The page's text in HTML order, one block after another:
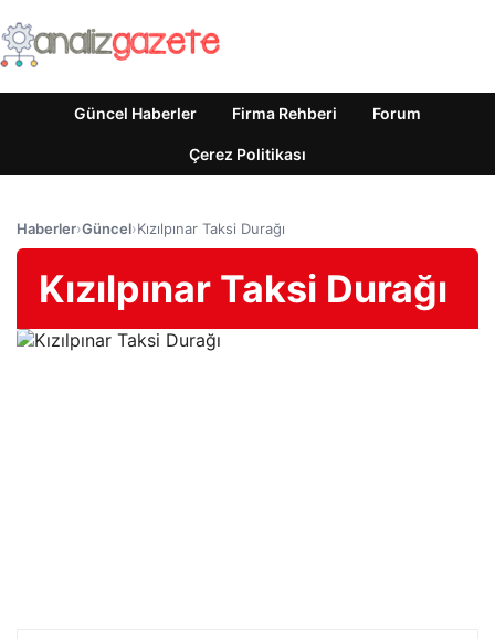
Güncel Haberler Firma Rehberi Forum
Çerez Politikası
Haberler›Güncel›Kızılpınar Taksi Durağı
Kızılpınar Taksi Durağı